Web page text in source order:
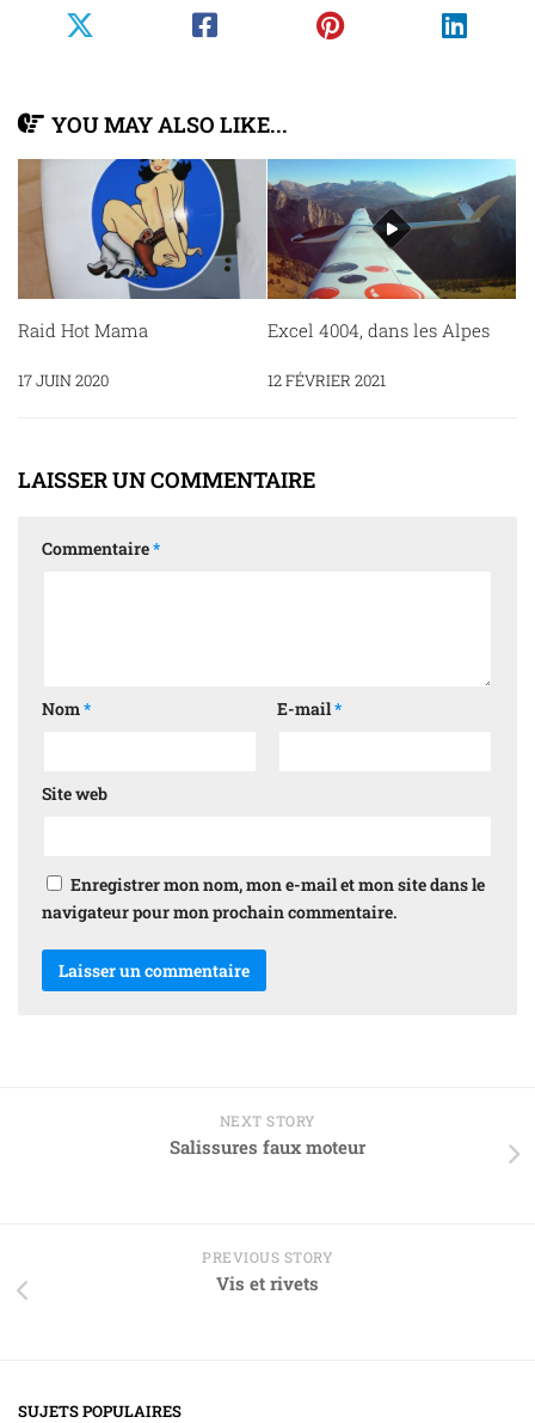
YOU MAY ALSO LIKE...
Raid Hot Mama
17 JUIN 2020
Excel 4004, dans les Alpes
12 FÉVRIER 2021
LAISSER UN COMMENTAIRE
Commentaire*
Nom* E-mail*
Site web
Enregistrer mon nom, mon e-mail et mon site dans le
navigateur pour mon prochain commentaire.
NEXT STORY
Salissures faux moteur
PREVIOUS STORY
Vis et rivets
SUJETS POPULAIRES